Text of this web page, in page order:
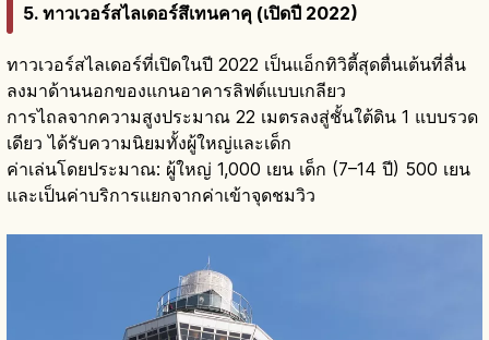
5. ทาวเวอร์สไลเดอร์สึเทนคาคุ (เปิดปี 2022)
ทาวเวอร์สไลเดอร์ที่เปิดในปี 2022 เป็นแอ็กทิวิตี้สุดตื่นเต้นที่ลื่น
ลงมาด้านนอกของแกนอาคารลิฟต์แบบเกลียว
การไถลจากความสูงประมาณ 22 เมตรลงสู่ชั้นใต้ดิน 1 แบบรวด
เดียว ได้รับความนิยมทั้งผู้ใหญ่และเด็ก
ค่าเล่นโดยประมาณ: ผู้ใหญ่ 1,000 เยน เด็ก (7–14 ปี) 500 เยน
และเป็นค่าบริการแยกจากค่าเข้าจุดชมวิว